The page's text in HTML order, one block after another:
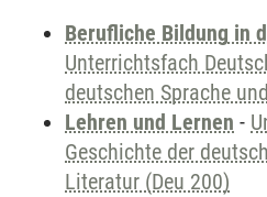
Berufliche Bildung in
Unterrichtsfach
deutschen Sprache
Lehren und Lernen -
Geschichte der
Literatur (Deu 200)